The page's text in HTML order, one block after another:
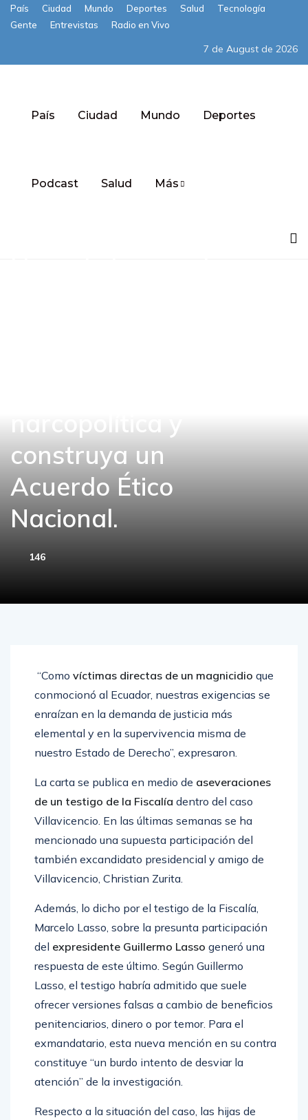
País Ciudad Mundo Deportes Salud
Tecnología
Gente
Entrevistas Radio en Vivo
7 de August de 2026
País Ciudad Mundo Deportes
Podcast Salud Más
narcopolítica y
construya un
Acuerdo Ético
Nacional.
146
“Como víctimas directas de un magnicidio que
conmocionó al Ecuador, nuestras exigencias se
enraízan en la demanda de justicia más
elemental y en la supervivencia misma de
nuestro Estado de Derecho”, expresaron.
La carta se publica en medio de aseveraciones
de un testigo de la Fiscalía dentro del caso
Villavicencio. En las últimas semanas se ha
mencionado una supuesta participación del
también excandidato presidencial y amigo de
Villavicencio, Christian Zurita.
Además, lo dicho por el testigo de la Fiscalía,
Marcelo Lasso, sobre la presunta participación
del expresidente Guillermo Lasso generó una
respuesta de este último. Según Guillermo
Lasso, el testigo habría admitido que suele
ofrecer versiones falsas a cambio de beneficios
penitenciarios, dinero o por temor. Para el
exmandatario, esta nueva mención en su contra
constituye “un burdo intento de desviar la
atención” de la investigación.
Respecto a la situación del caso, las hijas de